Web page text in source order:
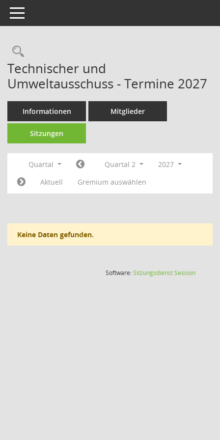
Toggle navigation
Technischer und
Umweltausschuss - Termine 2027
Informationen Mitglieder
Sitzungen
Quartal Quartal 2
2027
Aktuell
Gremium auswählen
Keine Daten gefunden.
Software:SitzungsdienstSession(Wird in